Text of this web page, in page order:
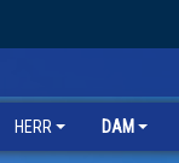
HERR DAM